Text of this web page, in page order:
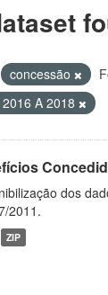
concessão
2016 A 2018
dos
2011.
ZIP